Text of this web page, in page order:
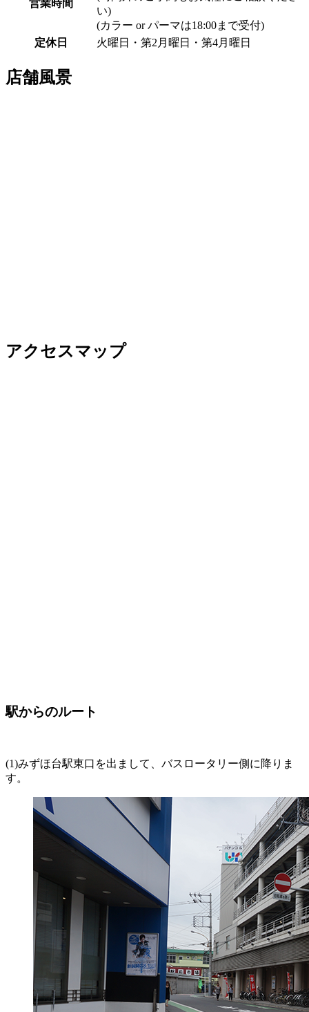
営業時間
い)
(カラー or パーマは18:00まで受付)
定休日
火曜日・第2月曜日・第4月曜日
店舗風景
アクセスマップ
駅からのルート
(1)みずほ台駅東口を出まして、バスロータリー側に降りま
す。